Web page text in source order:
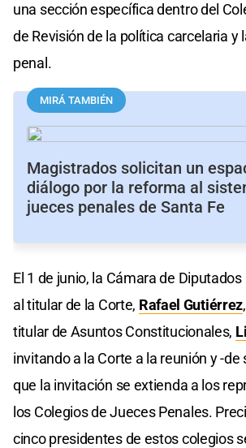
una sección específica dentro del
de Revisión de la política carcelaria y
penal.
MIRÁ TAMBIÉN
Magistrados solicitan un
diálogo por la reforma al
jueces penales de Santa Fe
El 1 de junio, la Cámara de
al titular de la Corte, Rafael Gutiérrez
titular de Asuntos Constitucionales,
invitando a la Corte a la reunión y -de
que la invitación se extienda a los
los Colegios de Jueces Penales.
cinco presidentes de estos colegios